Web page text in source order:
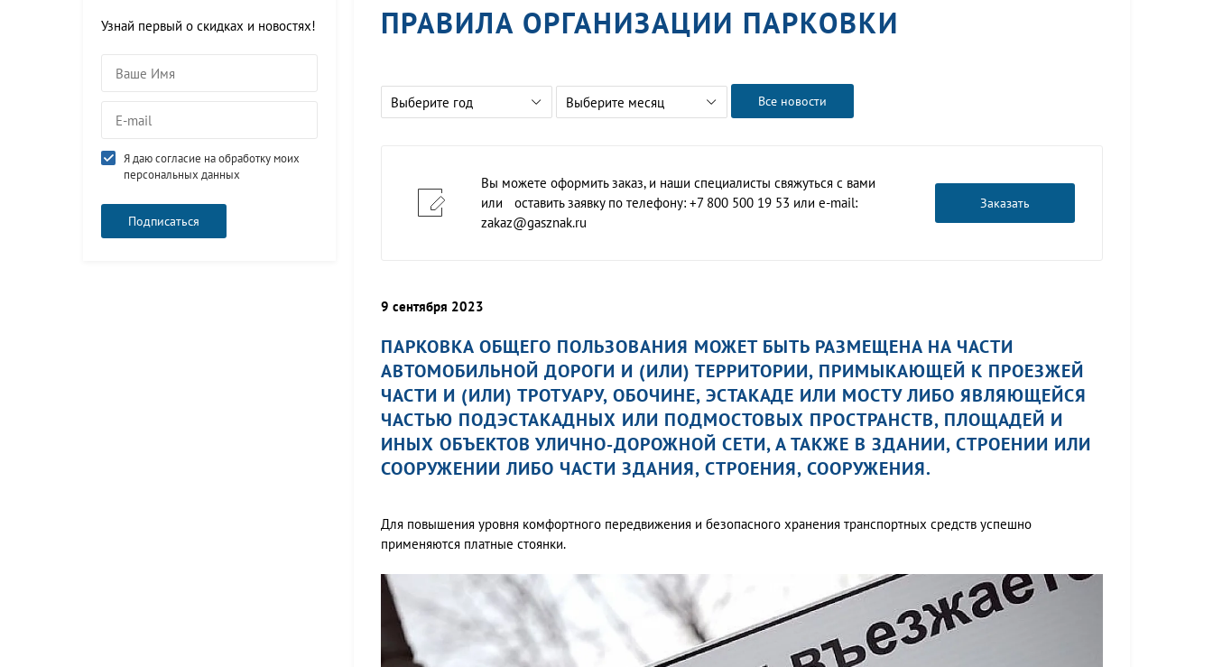
Узнай первый о скидках и новостях!
Я даю согласие на обработку моих
персональных данных
ПРАВИЛА ОРГАНИЗАЦИИ ПАРКОВКИ
Выберите год Выберите месяц Все новости
Вы можете оформить заказ, и наши специалисты свяжуться с вами
или оставить заявку по телефону: +7 800 500 19 53 или e-mail:
zakaz@gasznak.ru
Заказать
9 сентября 2023
ПАРКОВКА ОБЩЕГО ПОЛЬЗОВАНИЯ МОЖЕТ БЫТЬ РАЗМЕЩЕНА НА ЧАСТИ
АВТОМОБИЛЬНОЙ ДОРОГИ И (ИЛИ) ТЕРРИТОРИИ, ПРИМЫКАЮЩЕЙ К ПРОЕЗЖЕЙ
ЧАСТИ И (ИЛИ) ТРОТУАРУ, ОБОЧИНЕ, ЭСТАКАДЕ ИЛИ МОСТУ ЛИБО ЯВЛЯЮЩЕЙСЯ
ЧАСТЬЮ ПОДЭСТАКАДНЫХ ИЛИ ПОДМОСТОВЫХ ПРОСТРАНСТВ, ПЛОЩАДЕЙ И
ИНЫХ ОБЪЕКТОВ УЛИЧНО-ДОРОЖНОЙ СЕТИ, А ТАКЖЕ В ЗДАНИИ, СТРОЕНИИ ИЛИ
СООРУЖЕНИИ ЛИБО ЧАСТИ ЗДАНИЯ, СТРОЕНИЯ, СООРУЖЕНИЯ.
Для повышения уровня комфортного передвижения и безопасного хранения транспортных средств успешно
применяются платные стоянки.